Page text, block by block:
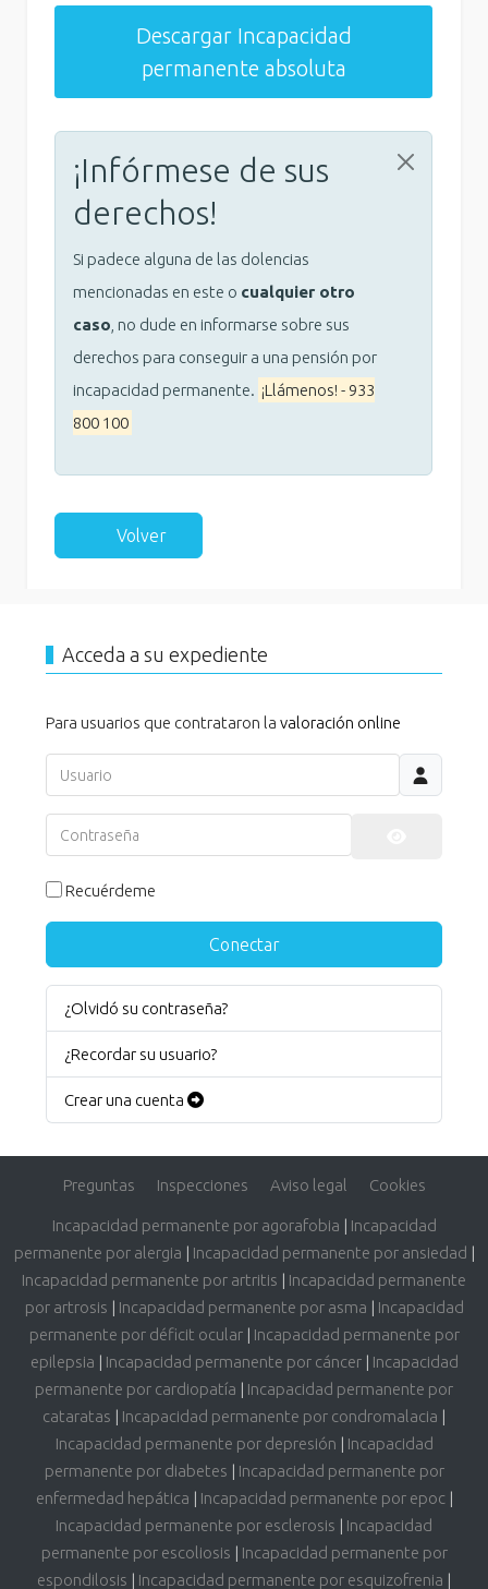
Descargar Incapacidad
permanente absoluta
¡Infórmese de sus
derechos!
Si padece alguna de las dolencias
mencionadas en este o cualquier otro
caso , no dude en informarse sobre sus
derechos para conseguir a una pensión por
incapacidad permanente. ¡Llámenos! - 933
800 100
Volver
Acceda a su expediente
Para usuarios que contrataron la valoración online
Usuario
Contraseña
Recuérdeme
Conectar
¿Olvidó su contraseña?
¿Recordar su usuario?
Crear una cuenta
Preguntas Inspecciones Aviso legal Cookies
Incapacidad permanente por agorafobia | Incapacidad
permanente por alergia | Incapacidad permanente por ansiedad |
Incapacidad permanente por artritis | Incapacidad permanente
por artrosis | Incapacidad permanente por asma | Incapacidad
permanente por déficit ocular| Incapacidad permanente por
epilepsia | Incapacidad permanente por cáncer| Incapacidad
permanente por cardiopatía | Incapacidad permanente por
cataratas | Incapacidad permanente por condromalacia |
Incapacidad permanente por depresión | Incapacidad
permanente por diabetes | Incapacidad permanente por
enfermedad hepática | Incapacidad permanente por epoc|
Incapacidad permanente por esclerosis | Incapacidad
permanente por escoliosis | Incapacidad permanente por
espondilosis | Incapacidad permanente por esquizofrenia |